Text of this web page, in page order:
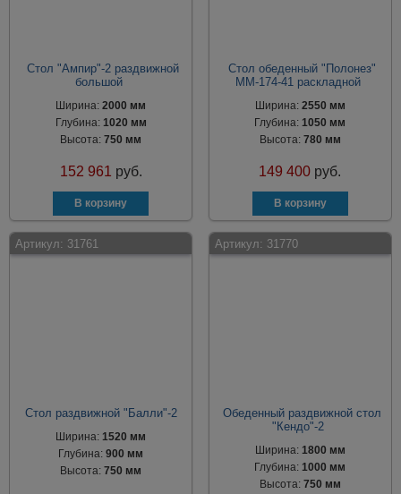
Стол "Ампир"-2 раздвижной
большой
Ширина:2000 мм
Глубина: 1020 мм
Высота:750 мм
152 961 руб.
Стол обеденный "Полонез"
ММ-174-41 раскладной
Ширина: 2550 мм
Глубина:1050 мм
Высота: 780 мм
149 400 руб.
Артикул: 31761
Стол раздвижной "Балли"-2
Ширина:1520 мм
Глубина:900 мм
Высота:750 мм
Артикул: 31770
Обеденный раздвижной стол
"Кендо"-2
Ширина: 1800 мм
Глубина:1000 мм
Высота: 750 мм